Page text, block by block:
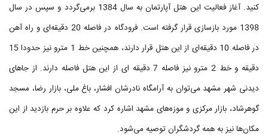
کنید. آغاز فعالیت این هتل آپارتمان به سال 1384 برمی‌گردد و سپس در سال
1398 مورد بازسازی قرار گرفته است. فرودگاه در فاصله 20 دقیقه‌ای و راه آهن
در فاصله 10 دقیقه‌ای از این هتل قرار دارند، همچنین خط 1 مترو نیز حدودا 15
دقیقه و خط 2 مترو نیز فاصله 7 دقیقه ای از این هتل فاصله دارند. از جاهای
دیدنی شهر مشهد می‌توان به آرامگاه نادرشان افشار، باغ ملی، بازار رضا، مسجد
گوهرشاد، بازار مرکزی و موزه‌های مشهد اشاره کرد که علاوه بر حرم بازدید از این
مکان‌ها نیز به همه گردشگران توصیه می‌شود.